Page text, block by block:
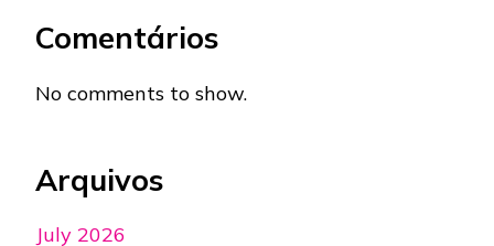
Comentários
No comments to show.
Arquivos
July 2026